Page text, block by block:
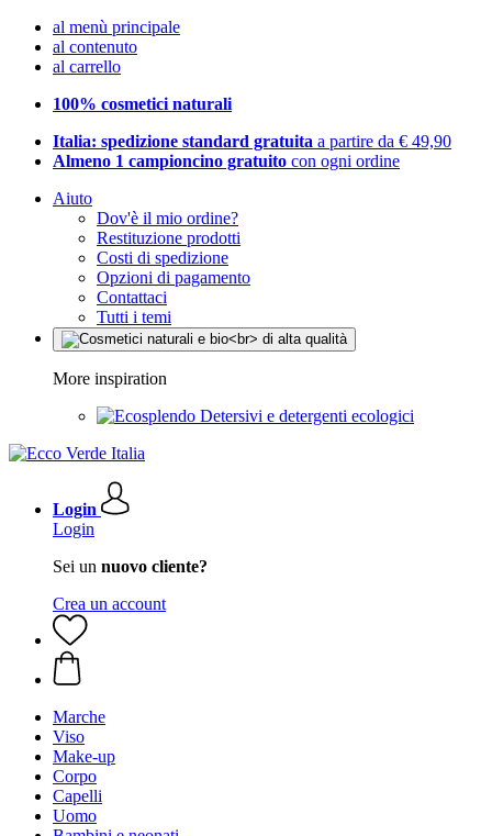
al menù principale
al contenuto
al carrello
100% cosmetici naturali
Italia: spedizione standard gratuita a partire da € 49,90
Almeno 1 campioncino gratuito con ogni ordine
Aiuto
Dov'è il mio ordine?
Restituzione prodotti
Costi di spedizione
Opzioni di pagamento
Contattaci
Tutti i temi
More inspiration
Detersivi e detergenti ecologici
Login
Login
Sei un nuovo cliente?
Crea un account
Marche
Viso
Make-up
Corpo
Capelli
Uomo